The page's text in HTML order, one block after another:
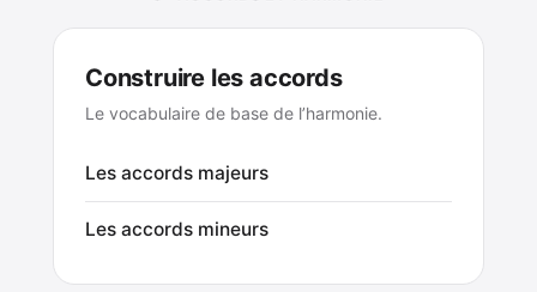
Construire les accords
Le vocabulaire de base de l’harmonie.
Les accords majeurs
Les accords mineurs